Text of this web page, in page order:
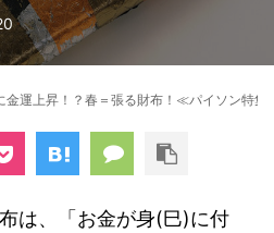
金運上昇！？春＝張る財布！≪パイソン特
は、「お金が身(巳)に付